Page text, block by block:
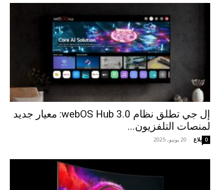
إل جي تطلق نظام webOS Hub 3.0: معيار جديد
لمنصات التلفزيون...
بلاغ - 20 يونيو، 2025 0